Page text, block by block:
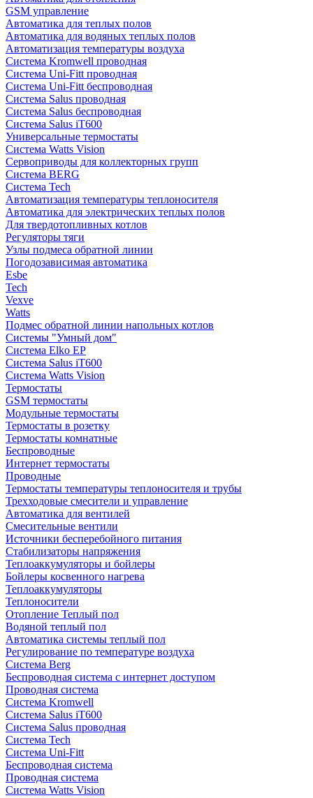
GSM управление
Автоматика для теплых полов
Автоматика для водяных теплых полов
Автоматизация температуры воздуха
Система Kromwell проводная
Система Uni-Fitt проводная
Система Uni-Fitt беспроводная
Система Salus проводная
Система Salus беспроводная
Система Salus iT600
Универсальные термостаты
Система Watts Vision
Сервоприводы для коллекторных групп
Система BERG
Система Tech
Автоматизация температуры теплоносителя
Автоматика для электрических теплых полов
Для твердотопливных котлов
Регуляторы тяги
Узлы подмеса обратной линии
Погодозависимая автоматика
Esbe
Tech
Vexve
Watts
Подмес обратной линии напольных котлов
Системы "Умный дом"
Система Elko EP
Система Salus iT600
Система Watts Vision
Термостаты
GSM термостаты
Модульные термостаты
Термостаты в розетку
Термостаты комнатные
Беспроводные
Интернет термостаты
Проводные
Термостаты температуры теплоносителя и трубы
Трехходовые смесители и управление
Автоматика для вентилей
Смесительные вентили
Источники бесперебойного питания
Стабилизаторы напряжения
Теплоаккумуляторы и бойлеры
Бойлеры косвенного нагрева
Теплоаккумуляторы
Теплоносители
Отопление Теплый пол
Водяной теплый пол
Автоматика системы теплый пол
Регулирование по температуре воздуха
Система Berg
Беспроводная система с интернет доступом
Проводная система
Система Kromwell
Система Salus iT600
Система Salus проводная
Система Tech
Система Uni-Fitt
Беспроводная система
Проводная система
Система Watts Vision